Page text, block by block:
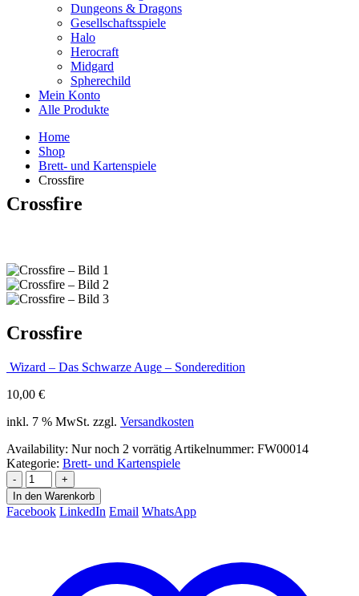
Dungeons & Dragons
Gesellschaftsspiele
Halo
Herocraft
Midgard
Spherechild
Mein Konto
Alle Produkte
Home
Shop
Brett- und Kartenspiele
Crossfire
Crossfire
Crossfire
Wizard – Das Schwarze Auge – Sonderedition
10,00 €
inkl. 7 % MwSt. zzgl. Versandkosten
Availability: Nur noch 2 vorrätig Artikelnummer: FW00014
Kategorie: Brett- und Kartenspiele
-
+
In den Warenkorb
Facebook LinkedIn Email WhatsApp